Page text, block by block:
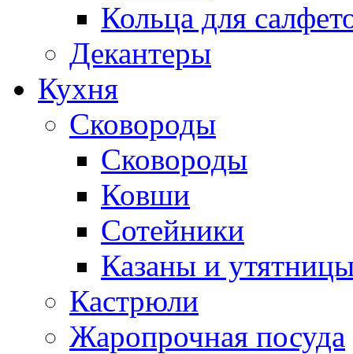
Кольца для
Декантеры
Кухня
Сковороды
Сковороды
Ковши
Сотейники
Казаны и
Кастрюли
Жаропрочная посуда